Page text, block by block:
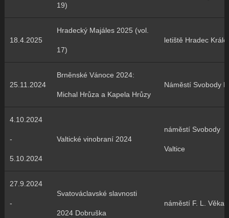
19)
18.4.2025
Hradecký Majáles 2025 (vol.
17)
letiště Hradec
25.11.2024
Brněnské Vánoce 2024:
Michal Hrůza a Kapela Hrůzy
Náměstí Svobody
4.10.2024
-
5.10.2024
Valtické vinobraní 2024
náměstí Svobody
Valtice
27.9.2024
-
Svatováclavské slavnosti
2024 Dobruška
náměstí F. L. Věka